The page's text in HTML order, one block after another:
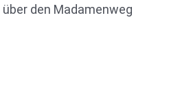
den Madamenweg